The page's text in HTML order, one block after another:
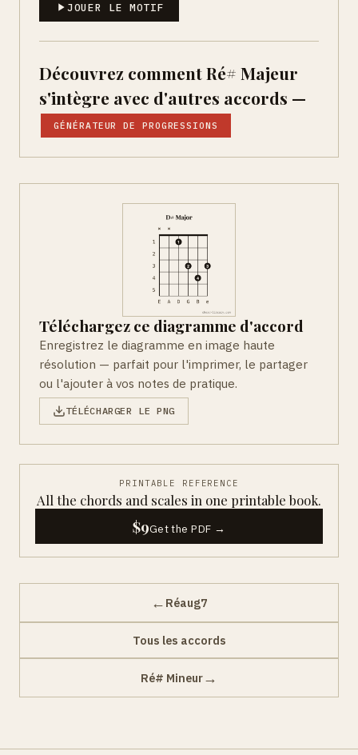
JOUER LE MOTIF
Découvrez comment Ré# Majeur
s'intègre avec d'autres accords —
GÉNÉRATEUR DE PROGRESSIONS
Téléchargez ce diagramme d'accord
Enregistrez le diagramme en image haute
résolution — parfait pour l'imprimer, le partager
ou l'ajouter à vos notes de pratique.
TÉLÉCHARGER LE PNG
PRINTABLE REFERENCE
All the chords and scales in one printable book.
$9Get the PDF →
← Réaug7
Tous les accords
Ré# Mineur→